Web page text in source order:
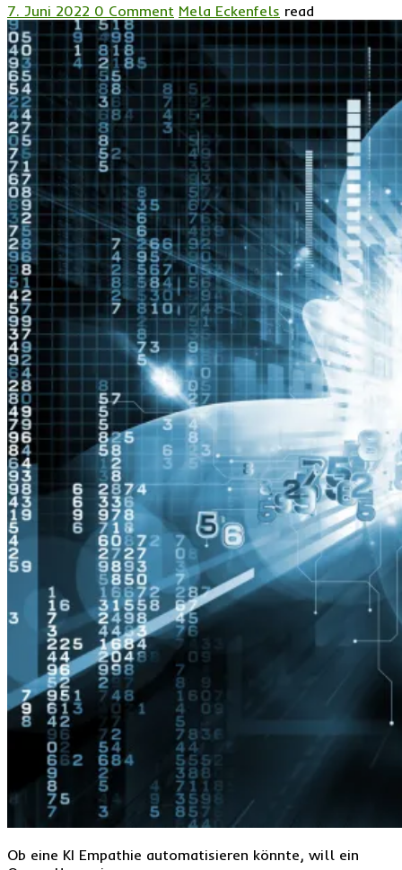
7. Juni 2022 0 Comment Mela Eckenfels read
Ob eine KI Empathie automatisieren könnte, will ein